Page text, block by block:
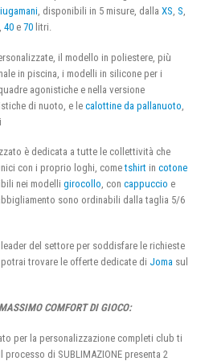
, disponibili in 5 misure, dalla XS, S,
, 40 e 70 litri.
il modello in poliestere, più
in piscina, i modelli in silicone per i
agonistiche e nella versione
di nuoto, e le calottine da pallanuoto
è dedicata a tutte le collettività che
con i proprio loghi, cometshirt in cotone
nei modelli girocollo , con cappuccio e
sono ordinabili dalla taglia 5/6
del settore per soddisfare le richieste
trovare le offerte dedicate di Joma sul
COMFORT DI GIOCO:
per la personalizzazione completi club ti
di SUBLIMAZIONE presenta 2